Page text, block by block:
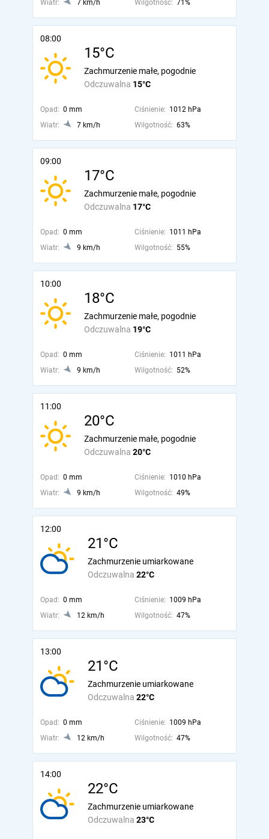
Wiatr: 7 km/h Wilgotność: 71%
08:00
15°C
Odczuwalna 15°C
Zachmurzenie małe, pogodnie
Opad: 0 mm Ciśnienie: 1012 hPa
Wiatr:
7 km/h Wilgotność: 63%
09:00
17°C
Odczuwalna 17°C
Zachmurzenie małe, pogodnie
Opad: 0 mm Ciśnienie: 1011 hPa
Wiatr:
9 km/h Wilgotność: 55%
10:00
18°C
Odczuwalna 19°C
Zachmurzenie małe, pogodnie
Opad: 0 mm Ciśnienie: 1011 hPa
Wiatr:
9 km/h Wilgotność: 52%
11:00
20°C
Odczuwalna 20°C
Zachmurzenie małe, pogodnie
Opad: 0 mm Ciśnienie: 1010 hPa
Wiatr:
9 km/h Wilgotność: 49%
12:00
21°C
Odczuwalna 22°C
Zachmurzenie umiarkowane
Opad: 0 mm Ciśnienie: 1009 hPa
Wiatr:
12 km/h Wilgotność: 47%
13:00
21°C
Odczuwalna 22°C
Zachmurzenie umiarkowane
Opad: 0 mm Ciśnienie: 1009 hPa
Wiatr:
12 km/h Wilgotność: 47%
14:00
22°C
Odczuwalna 23°C
Zachmurzenie umiarkowane